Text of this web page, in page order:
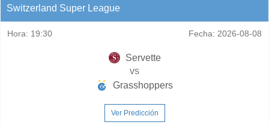
Switzerland Super League
Hora: 19:30 Fecha: 2026-08-08
Servette
vs
Grasshoppers
Ver Predicción